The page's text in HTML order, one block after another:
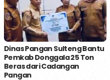
Dinas Pangan Sulteng Bantu
Pemkab Donggala 25 Ton
Beras dari Cadangan
Pangan